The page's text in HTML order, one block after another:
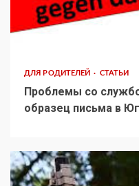
ДЛЯ РОДИТЕЛЕЙ СТАТЬИ
Проблемы со
образец письма в